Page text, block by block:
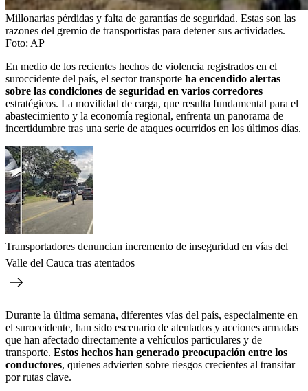
Millonarias pérdidas y falta de garantías de seguridad. Estas son las
razones del gremio de transportistas para detener sus actividades.
Foto: AP
En medio de los recientes hechos de violencia registrados en el
suroccidente del país, el sector transporte ha encendido alertas
sobre las condiciones de seguridad en varios corredores
estratégicos. La movilidad de carga, que resulta fundamental para el
abastecimiento y la economía regional, enfrenta un panorama de
incertidumbre tras una serie de ataques ocurridos en los últimos días.
Transportadores denuncian incremento de inseguridad en vías del
Valle del Cauca tras atentados
Durante la última semana, diferentes vías del país, especialmente en
el suroccidente, han sido escenario de atentados y acciones armadas
que han afectado directamente a vehículos particulares y de
transporte. Estos hechos han generado preocupación entre los
conductores, quienes advierten sobre riesgos crecientes al transitar
por rutas clave.